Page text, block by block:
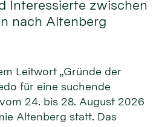
Interessierte zwischen
nach Altenberg
Leitwort „Gründe der
für eine suchende
24. bis 28. August 2026
Altenberg statt. Das